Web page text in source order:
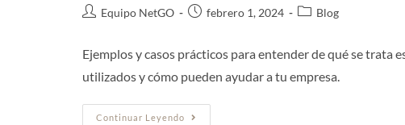
Equipo NetGO febrero 1, 2024 Blog
Ejemplos y casos prácticos para entender de qué se trata
utilizados y cómo pueden ayudar a tu empresa.
Continuar Leyendo